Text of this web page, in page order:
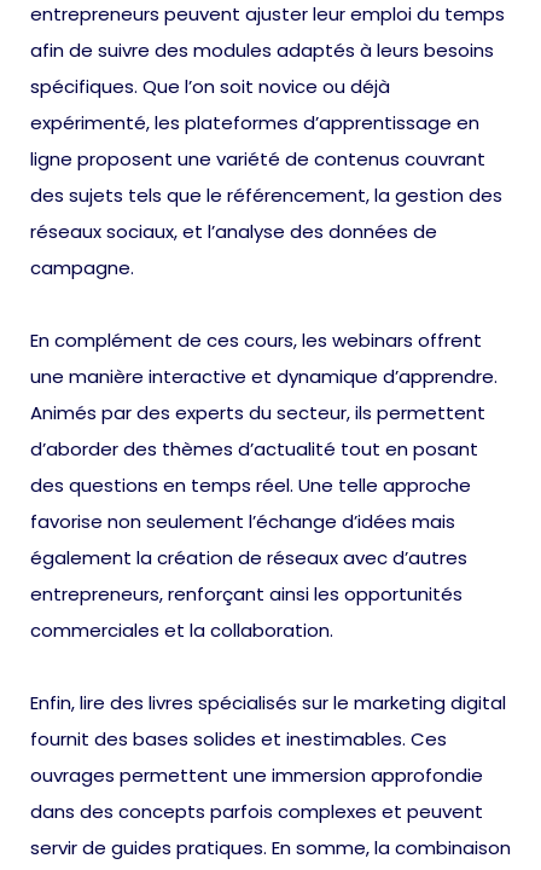
entrepreneurs peuvent ajuster leur emploi du temps
afin de suivre des modules adaptés à leurs besoins
spécifiques. Que l’on soit novice ou déjà
expérimenté, les plateformes d’apprentissage en
ligne proposent une variété de contenus couvrant
des sujets tels que le référencement, la gestion des
réseaux sociaux, et l’analyse des données de
campagne.
En complément de ces cours, les webinars offrent
une manière interactive et dynamique d’apprendre.
Animés par des experts du secteur, ils permettent
d’aborder des thèmes d’actualité tout en posant
des questions en temps réel. Une telle approche
favorise non seulement l’échange d’idées mais
également la création de réseaux avec d’autres
entrepreneurs, renforçant ainsi les opportunités
commerciales et la collaboration.
Enfin, lire des livres spécialisés sur le marketing digital
fournit des bases solides et inestimables. Ces
ouvrages permettent une immersion approfondie
dans des concepts parfois complexes et peuvent
servir de guides pratiques. En somme, la combinaison